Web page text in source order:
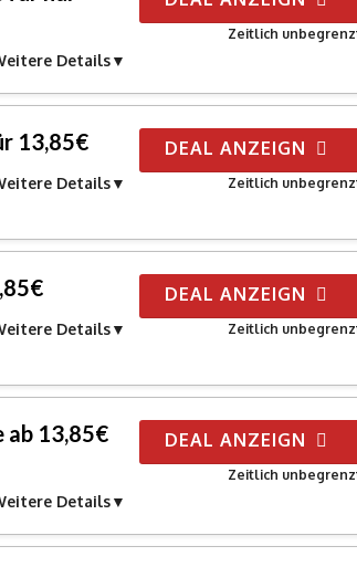
Details
Zeitlich
13,85€
Details
DEAL ANZEIGN
Zeitlich
Details
DEAL ANZEIGN
Zeitlich
ab 13,85€
Details
DEAL ANZEIGN
Zeitlich